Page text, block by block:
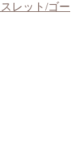
レット/ゴー